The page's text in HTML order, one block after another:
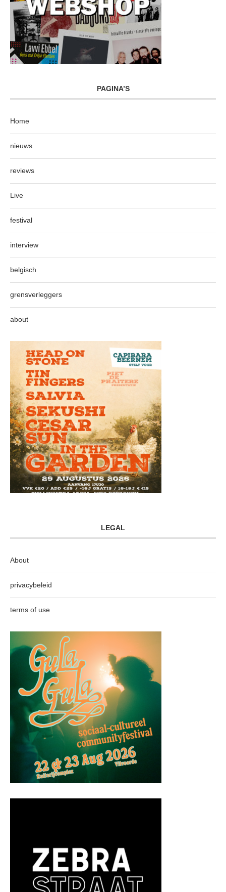
PAGINA’S
Home
nieuws
reviews
Live
festival
interview
belgisch
grensverleggers
about
LEGAL
About
privacybeleid
terms of use